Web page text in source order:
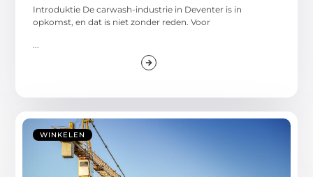
Introduktie De carwash-industrie in Deventer is in
opkomst, en dat is niet zonder reden. Voor
WINKELEN